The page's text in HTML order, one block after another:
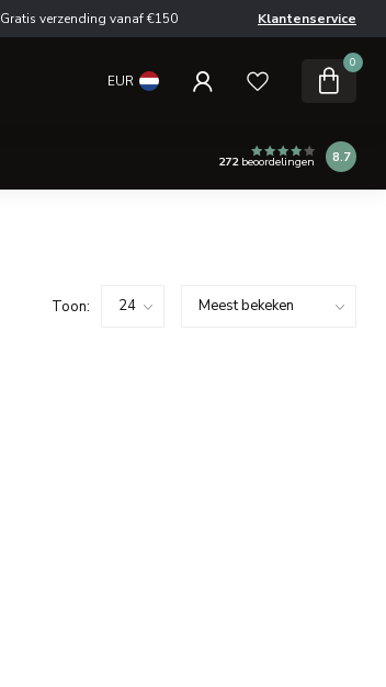
Gratis verzending vanaf €150 Klantenservice
EUR
0
272beoordelingen 8.7
Toon: